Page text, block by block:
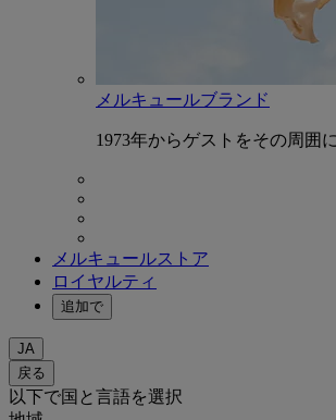
メルキュールブランド
1973年からゲストをその周囲
メルキュールストア
ロイヤルティ
追加で
JA
戻る
以下で国と言語を選択